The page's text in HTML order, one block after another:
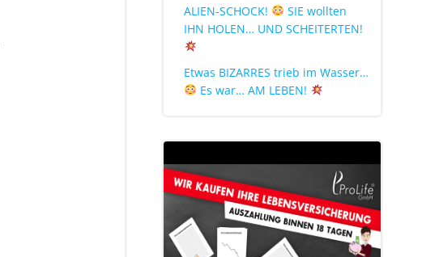
ALIEN-SCHOCK!
SIE wollten
IHN HOLEN… UND SCHEITERTEN!
Etwas BIZARRES trieb im Wasser…
Es war… AM LEBEN!